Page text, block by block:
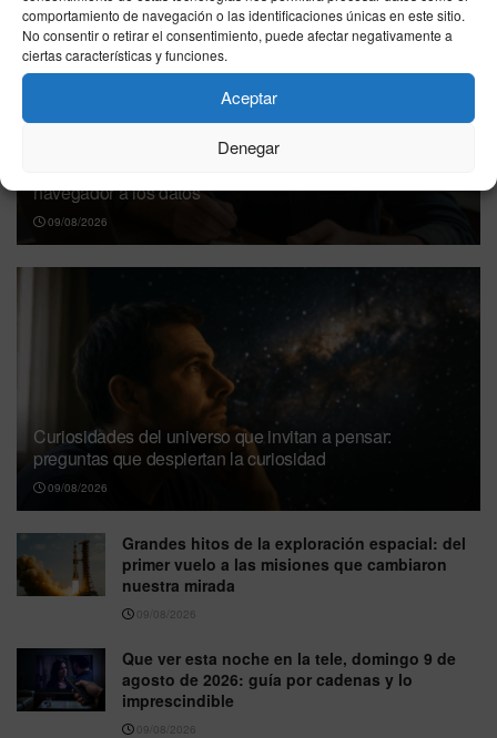
comportamiento de navegación o las identificaciones únicas en este sitio.
No consentir o retirar el consentimiento, puede afectar negativamente a
ciertas características y funciones.
Aceptar
Denegar
navegador a los datos
09/08/2026
Curiosidades del universo que invitan a pensar:
preguntas que despiertan la curiosidad
09/08/2026
Grandes hitos de la exploración espacial: del
primer vuelo a las misiones que cambiaron
nuestra mirada
09/08/2026
Que ver esta noche en la tele, domingo 9 de
agosto de 2026: guía por cadenas y lo
imprescindible
09/08/2026